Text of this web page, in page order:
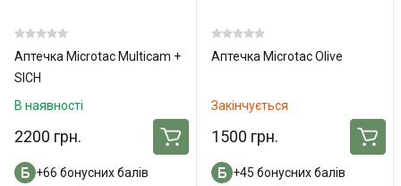
Аптечка Microtac Multicam +
SICH
В наявності
2200 грн.
+66 бонусних балів
Аптечка Microtac Olive
Закінчується
1500 грн.
+45 бонусних балів